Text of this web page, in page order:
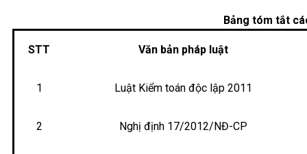
Bảng tóm tắt
STT Văn bản pháp luật
1 Luật Kiểm toán độc lập 2011
2 Nghị định 17/2012/NĐ-CP